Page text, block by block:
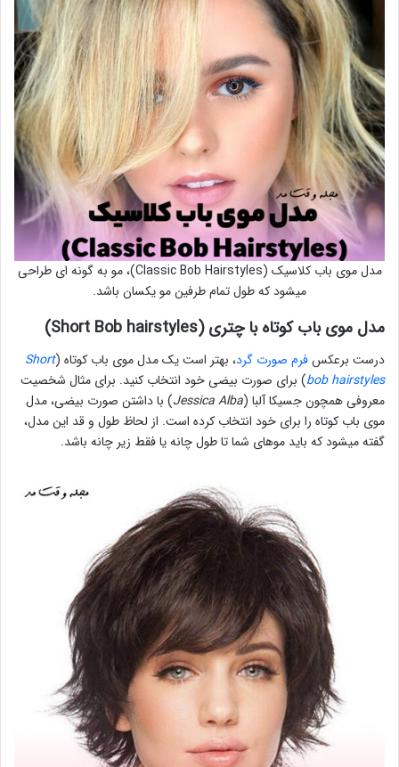
مدل موی باب کلاسیک (Classic Bob Hairstyles)، مو به گونه ای طراحی
میشود که طول تمام طرفین مو یکسان باشد.
مدل موی باب کوتاه با چتری (Short Bob hairstyles)
درست برعکسفرم صورت گرد، بهتر است یک مدل موی باب کوتاه (Short
bob hairstyles) برای صورت بیضی خود انتخاب کنید. برای مثال شخصیت
معروفی همچون جسیکا آلبا (Jessica Alba) با داشتن صورت بیضی، مدل
موی باب کوتاه را برای خود انتخاب کرده است. از لحاظ طول و قد این مدل،
گفته میشود که باید موهای شما تا طول چانه یا فقط زیر چانه باشد.